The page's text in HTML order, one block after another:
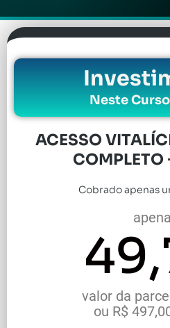
Neste
ACESSO
COMPLETO
Cobrado apenas
valor da
ou R$